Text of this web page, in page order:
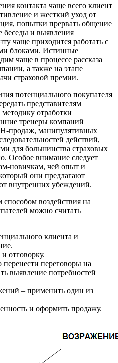
контакта чаще всего клиент
и жесткий уход от
попытки прервать общение
беседы и выявления
чаще приходится работать с
блоками. Истинные
чаще в процессе рассказа
а также на этапе
страховой премии.
потенциального покупателя
представителям
отработки
тренеры компаний
продаж, манипулятивных
действий,
для большинства страховых
Особое внимание следует
новичкам, чей опыт и
они предлагают
внутренних убеждений.
воздействия на
можно считать
клиента и
отговорку.
переговоры на
выявление потребностей
– применить один из
и оформить продажу.